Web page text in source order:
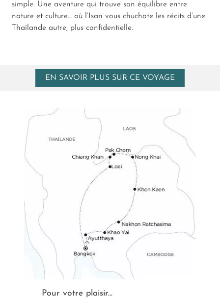
simple. Une aventure qui trouve son équilibre entre
nature et culture… où l’Isan vous chuchote les récits d’une
Thaïlande autre, plus confidentielle.
EN SAVOIR PLUS SUR CE VOYAGE
Pour votre plaisir...